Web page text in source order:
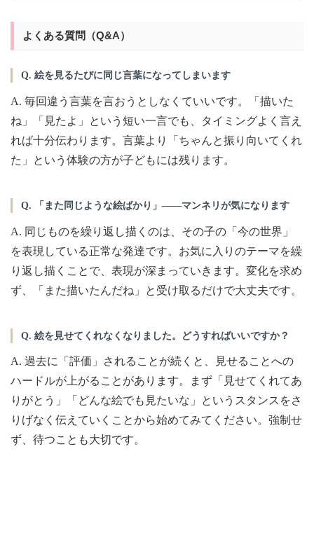
よくある質問（Q&A）
Q. 絵を見るたびに同じ言葉になってしまいます
A. 毎回違う言葉を言おうとしなくていいです。「描いた
ね」「見たよ」という短い一言でも、タイミングよく言え
れば十分伝わります。言葉より「ちゃんと振り向いてくれ
た」という体験の方が子どもには残ります。
Q. 「また同じような絵ばかり」——マンネリが気になります
A. 同じものを繰り返し描くのは、その子の「今の世界」
を表現している正常な発達です。お気に入りのテーマを繰
り返し描くことで、表現が深まっていきます。変化を求め
ず、「また描いたんだね」と受け取るだけで大丈夫です。
Q. 絵を見せてくれなくなりました。どうすればいいですか？
A. 過去に「評価」されることが続くと、見せることへの
ハードルが上がることがあります。まず「見せてくれてあ
りがとう」「どんな絵でも見たいな」というスタンスをさ
りげなく伝えていくことから始めてみてください。強制せ
ず、待つことも大切です。